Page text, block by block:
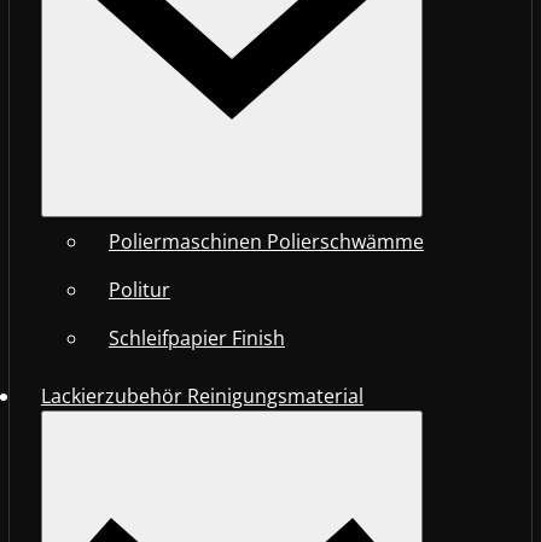
Poliermaschinen Polierschwämme
Politur
Schleifpapier Finish
Lackierzubehör Reinigungsmaterial